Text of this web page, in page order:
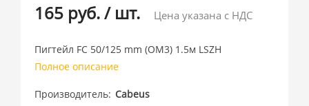
165 руб./ шт. Цена указана с НДС
Пигтейл FC 50/125 mm (OM3) 1.5м LSZH
Полное описание
Производитель Cabeus